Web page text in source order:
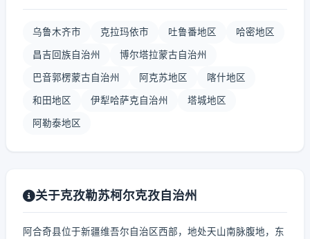
乌鲁木齐市 克拉玛依市 吐鲁番地区 哈密地区
昌吉回族自治州 博尔塔拉蒙古自治州
巴音郭楞蒙古自治州 阿克苏地区 喀什地区
和田地区 伊犁哈萨克自治州 塔城地区
阿勒泰地区
关于克孜勒苏柯尔克孜自治州
阿合奇县位于新疆维吾尔自治区西部，地处天山南脉腹地，东